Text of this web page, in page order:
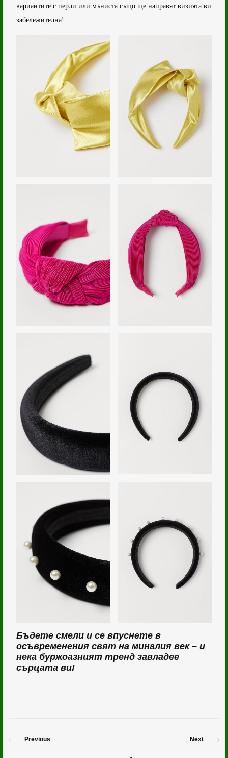
вариaнтите с перли или мъниста също ще направят визията ви
забележителна!
Бъдете смели и се впуснете в
осъвременения свят на миналия век – и
нека буржоазният тренд завладее
сърцата ви!
Previous Next